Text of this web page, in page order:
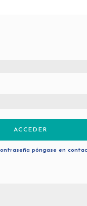
ACCEDER
póngase en